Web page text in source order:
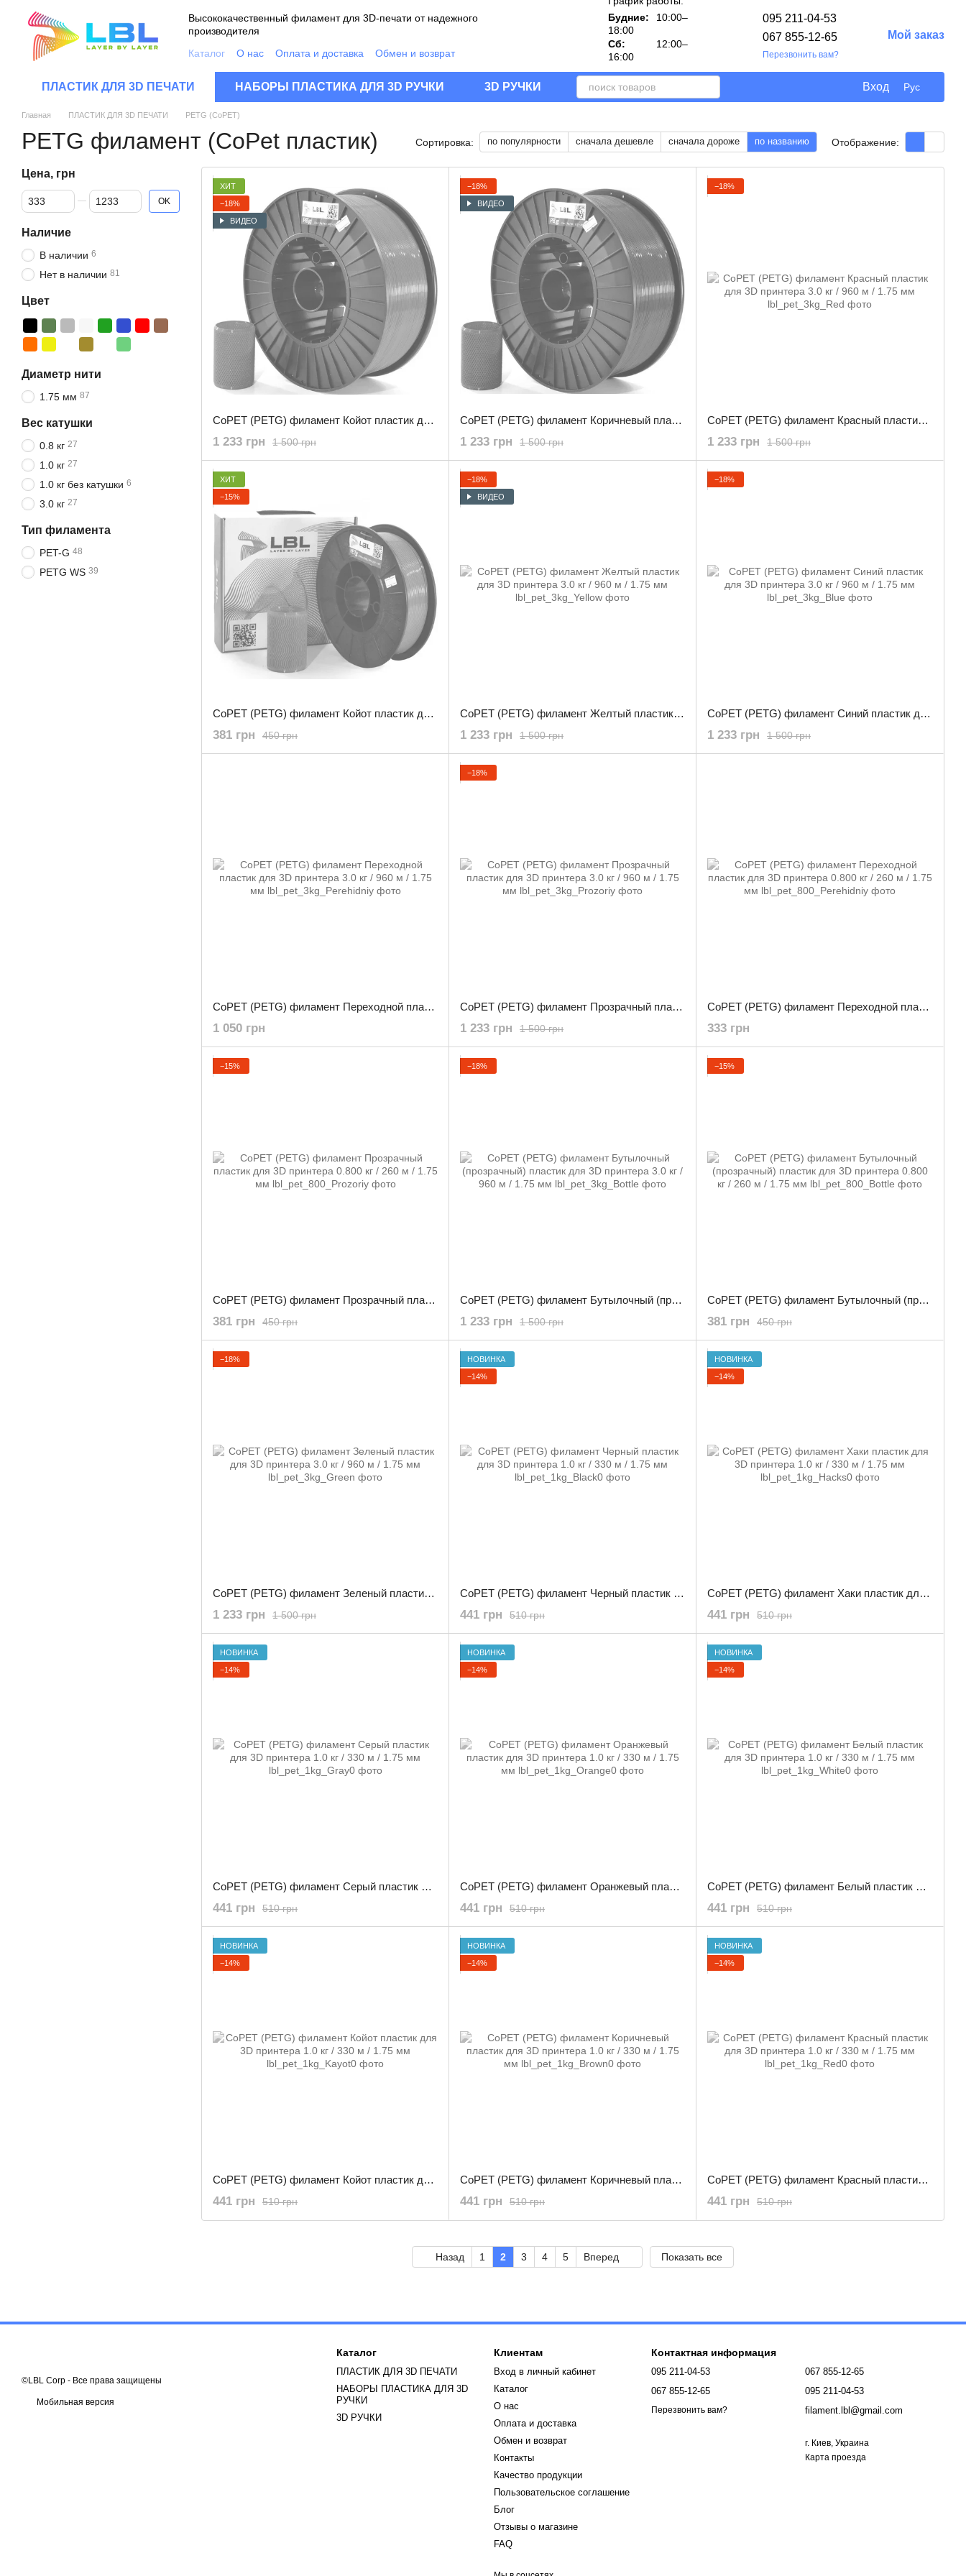
Перейти к основному контенту
Высококачественный филамент для 3D-печати от надежного
производителя
Каталог
О нас Оплата и доставка
Обмен и возврат
Пользовательское соглашение
Блог
Отзывы о магазине
Будние:
10:00–
18:00
Сб:
12:00–
16:00
095 211-04-53
067 855-12-65
Перезвонить вам?
Мой заказ
ПЛАСТИК ДЛЯ 3D ПЕЧАТИ НАБОРЫ ПЛАСТИКА ДЛЯ 3D РУЧКИ 3D РУЧКИ Вход Рус
Главная ПЛАСТИК ДЛЯ 3D ПЕЧАТИ PETG (CoPET)
PETG филамент (СoPet пластик) Сортировка: по популярности сначала дешевле сначала дороже по названию Отображение:
ХИТ
−18%
ВИДЕО
CoPET (PETG) филамент Койот пластик для 3D принтера 3.0 кг / 960 м / 1.75 мм
1 500 грн
1 233 грн
−18%
ВИДЕО
CoPET (PETG) филамент Коричневый пластик для 3D принтера 3.0 кг / 960 м / 1.75 мм
1 500 грн
1 233 грн
−18%
CoPET (PETG) филамент Красный пластик для 3D принтера 3.0 кг / 960 м / 1.75 мм
1 500 грн
1 233 грн
ХИТ
−15%
CoPET (PETG) филамент Койот пластик для 3D принтера 0.800 кг / 260 м / 1.75 мм
450 грн
381 грн
−18%
ВИДЕО
CoPET (PETG) филамент Желтый пластик для 3D принтера 3.0 кг / 960 м / 1.75 мм
1 500 грн
1 233 грн
−18%
CoPET (PETG) филамент Синий пластик для 3D принтера 3.0 кг / 960 м / 1.75 мм
1 500 грн
1 233 грн
CoPET (PETG) филамент Переходной пластик для 3D принтера 3.0 кг / 960 м / 1.75 мм
1 050 грн
−18%
CoPET (PETG) филамент Прозрачный пластик для 3D принтера 3.0 кг / 960 м / 1.75 мм
1 500 грн
1 233 грн
CoPET (PETG) филамент Переходной пластик для 3D принтера 0.800 кг / 260 м / 1.75 мм
333 грн
−15%
CoPET (PETG) филамент Прозрачный пластик для 3D принтера 0.800 кг / 260 м / 1.75 мм
450 грн
381 грн
−18%
CoPET (PETG) филамент Бутылочный (прозрачный) пластик для 3D принтера 3.0 кг / 960 м / 1.75 мм
1 500 грн
1 233 грн
−15%
CoPET (PETG) филамент Бутылочный (прозрачный) пластик для 3D принтера 0.800 кг / 260 м / 1.75 мм
450 грн
381 грн
−18%
CoPET (PETG) филамент Зеленый пластик для 3D принтера 3.0 кг / 960 м / 1.75 мм
1 500 грн
1 233 грн
НОВИНКА
−14%
CoPET (PETG) филамент Черный пластик для 3D принтера 1.0 кг / 330 м / 1.75 мм
510 грн
441 грн
НОВИНКА
−14%
CoPET (PETG) филамент Хаки пластик для 3D принтера 1.0 кг / 330 м / 1.75 мм
510 грн
441 грн
НОВИНКА
−14%
CoPET (PETG) филамент Серый пластик для 3D принтера 1.0 кг / 330 м / 1.75 мм
510 грн
441 грн
НОВИНКА
−14%
CoPET (PETG) филамент Оранжевый пластик для 3D принтера 1.0 кг / 330 м / 1.75 мм
510 грн
441 грн
НОВИНКА
−14%
CoPET (PETG) филамент Белый пластик для 3D принтера 1.0 кг / 330 м / 1.75 мм
510 грн
441 грн
НОВИНКА
−14%
CoPET (PETG) филамент Койот пластик для 3D принтера 1.0 кг / 330 м / 1.75 мм
510 грн
441 грн
НОВИНКА
−14%
CoPET (PETG) филамент Коричневый пластик для 3D принтера 1.0 кг / 330 м / 1.75 мм
510 грн
441 грн
НОВИНКА
−14%
CoPET (PETG) филамент Красный пластик для 3D принтера 1.0 кг / 330 м / 1.75 мм
510 грн
441 грн
Назад 1 2 3 4 5 Вперед Показать все
Цена, грн
От Цена, грн
До Цена, грн OK
Наличие
В наличии 6
Нет в наличии 81
Цвет
Диаметр нити
1.75 мм 87
Вес катушки
0.8 кг 27
1.0 кг 27
1.0 кг без катушки 6
3.0 кг 27
Тип филамента
PET-G 48
PETG WS 39
©LBL Corp - Все права защищены
Мобильная версия
Каталог
ПЛАСТИК ДЛЯ 3D ПЕЧАТИ
НАБОРЫ ПЛАСТИКА ДЛЯ 3D
РУЧКИ
3D РУЧКИ
Клиентам
Вход в личный кабинет
Каталог
О нас
Оплата и доставка
Обмен и возврат
Контакты
Качество продукции
Пользовательское соглашение
Блог
Отзывы о магазине
FAQ
Контактная информация
095 211-04-53
067 855-12-65
Перезвонить вам?
067 855-12-65
095 211-04-53
filament.lbl@gmail.com
г. Киев, Украина
Карта проезда